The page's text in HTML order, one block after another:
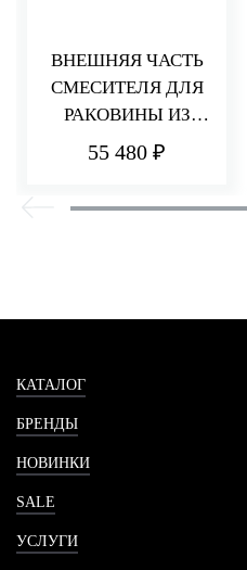
ВНЕШНЯЯ ЧАСТЬ
СМЕСИТЕЛЯ ДЛЯ
РАКОВИНЫ ИЗ
СТЕНЫ 182 ММ
55 480 ₽
КАТАЛОГ
БРЕНДЫ
НОВИНКИ
SALE
УСЛУГИ